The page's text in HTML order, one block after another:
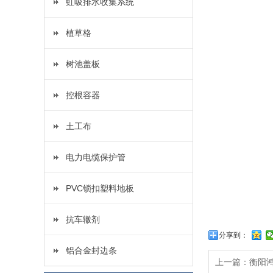
植草格
树池盖板
控根容器
土工布
电力电缆保护管
PVC锁扣塑料地板
抗车辙剂
铝合金封边条
分享到：
上一篇： 衡阳